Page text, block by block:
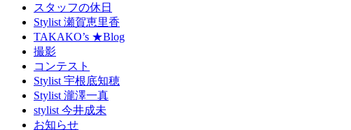
スタッフの休日
Stylist 瀬賀恵里香
TAKAKO’s ★Blog
撮影
コンテスト
Stylist 宇根底知穂
Stylist 瀧澤一真
stylist 今井成未
お知らせ